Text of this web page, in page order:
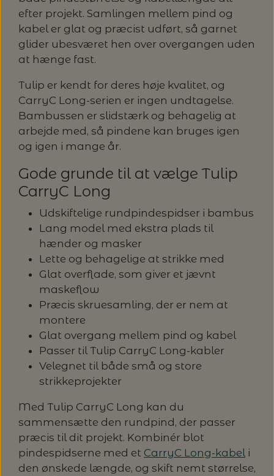
TRYKLÅSE
efter projekt. Samlingen mellem pind og
kabel er glat og præcist udført, så garnet
glider ubesværet hen over overgangen uden
at hænge fast.
Tulip er kendt for deres høje kvalitet, og
CarryC Long-serien er ingen undtagelse.
Bambussen er slidstærk og behagelig at
arbejde med, så pindene kan bruges igen
og igen i mange år.
Gode grunde til at vælge Tulip
CarryC Long
Udskiftelige rundpindespidser i bambus
Lang model med ekstra plads til
hænder og masker
Lette og behagelige at strikke med
Glat overflade, som giver et jævnt
maskeflow
Præcis skruesamling, der er nem at
montere
Glat overgang mellem pind og kabel
Passer til Tulip CarryC Long-kabler
Velegnet til både små og store
strikkeprojekter
Med Tulip CarryC Long kan du
sammensætte den rundpind, der passer
præcis til dit projekt. Kombinér blot
pindespidserne med et CarryC Long-kabel i
den ønskede længde, og skift nemt størrelse,